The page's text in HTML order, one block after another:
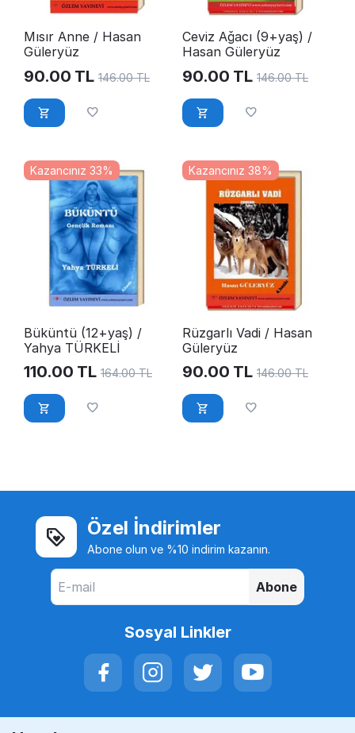
Mısır Anne / Hasan
Güleryüz
90.00 TL 146.00 TL
Ceviz Ağacı (9+yaş) /
Hasan Güleryüz
90.00 TL 146.00 TL
Kazancınız 33%
Büküntü (12+yaş) /
Yahya TÜRKELİ
110.00 TL 164.00 TL
Kazancınız 38%
Rüzgarlı Vadi / Hasan
Güleryüz
90.00 TL 146.00 TL
Özel İndirimler
Abone olun ve %10 indirim kazanın.
Abone
Sosyal Linkler